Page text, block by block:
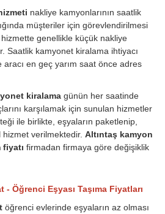
nakliye kamyonlarının saatlik
müşteriler için görevlendirilmesi
genellikle küçük nakliye
Saatlik kamyonet kiralama ihtiyacı
en geç yarım saat önce adres
kiralama günün her saatinde
karşılamak için sunulan hizmetler
ile birlikte, eşyaların paketlenip,
hizmet verilmektedir. Altıntaş kamyon
firmadan firmaya göre değişiklik
Öğrenci Eşyası Taşıma Fiyatları
öğrenci evlerinde eşyaların az olması